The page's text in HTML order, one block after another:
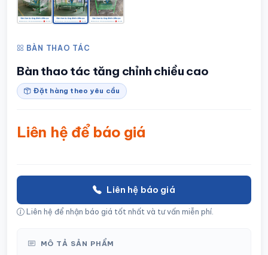
BÀN THAO TÁC
Bàn thao tác tăng chỉnh chiều cao
Đặt hàng theo yêu cầu
Liên hệ để báo giá
Liên hệ báo giá
Liên hệ để nhận báo giá tốt nhất và tư vấn miễn phí.
MÔ TẢ SẢN PHẨM